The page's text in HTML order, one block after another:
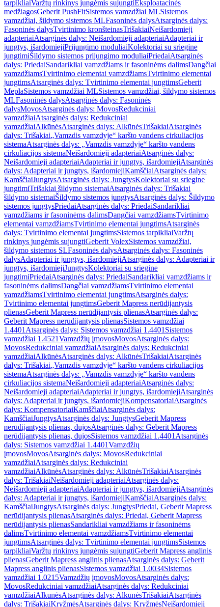
tarpikliaiVaržtų rinkinys jungėmis sujungtiEksploatacinės
medžiagosGeberit PushFitSistemos vamzdžiai MLSistemos
vamzdžiai, šildymo sistemos MLFasoninės dalysAtsarginės dalys:
Fasoninės dalysTvirtinimo kronšteinasTrišakiaiNeišardomieji
adapteriaiAtsarginės dalys: Neišardomieji adapteriaiAdapteriai ir
jungtys, išardomiejiPrijungimo moduliaiKolektoriai su sriegine
jungtimiŠildymo sistemos prijungimo moduliaiPriedaiAtsarginės
dalys: PriedaiSandarikliai vamzdžiams ir fasoninėms dalimsDangčiai
vamzdžiamsTvirtinimo elementai vamzdžiamsTvirtinimo elementai
jungtimsAtsarginės dalys: Tvirtinimo elementai jungtimsGeberit
MeplaSistemos vamzdžiai MLSistemos vamzdžiai, šildymo sistemos
MLFasoninės dalysAtsarginės dalys: Fasoninės
dalysMovosAtsarginės dalys: MovosRedukciniai
vamzdžiaiAtsarginės dalys: Redukciniai
vamzdžiaiAlkūnėsAtsarginės dalys: AlkūnėsTrišakiaiAtsarginės
dalys: Trišakiai„Vamzdis vamzdyje“ karšto vandens cirkuliacijos
sistemaAtsarginės dalys: „Vamzdis vamzdyje“ karšto vandens
cirkuliacijos sistemaNeišardomieji adapteriaiAtsarginės dalys:
Neišardomieji adapteriaiAdapteriai ir jungtys, išardomiejiAtsarginės
dalys: Adapteriai ir jungtys, išardomiejiKamščiaiAtsarginės dalys:
KamščiaiJungtysAtsarginės dalys: JungtysKolektoriai su sriegine
jungtimiTrišakiai šildymo sistemaiAtsarginės dalys: Trišakiai
šildymo sistemaiŠildymo sistemos jungtysAtsarginės dalys: Šildymo
sistemos jungtysPriedaiAtsarginės dalys: PriedaiSandarikliai
vamzdžiams ir fasoninėms dalimsDangčiai vamzdžiamsTvirtinimo
elementai vamzdžiamsTvirtinimo elementai jungtimsAtsarginės
dalys: Tvirtinimo elementai jungtimsSistemos tarpikliaiVaržtų
rinkinys jungėmis sujungtiGeberit VolexSistemos vamzdžiai,
šildymo sistemos SLFasoninės dalysAtsarginės dalys: Fasoninės
dalysAdapteriai ir jungtys, išardomiejiAtsarginės dalys: Adapteriai ir
jungtys, išardomiejiJungtysKolektoriai su sriegine
jungtimiPriedaiAtsarginės dalys: PriedaiSandarikliai vamzdžiams ir
fasoninėms dalimsDangčiai vamzdžiamsTvirtinimo elementai
vamzdžiamsTvirtinimo elementai jungtimsAtsarginės dalys:
Tvirtinimo elementai jungtimsGeberit Mapress nerūdijantysis
plienasGeberit Mapress nerūdijantysis plienasAtsarginės dalys:
Geberit Mapress nerūdijantysis plienasSistemos vamzdžiai
1.4401 Atsarginės dalys: Sistemos vamzdžiai 1.4401 Sistemos
vamzdžiai 1.4521Vamzdžių įmovosMovosAtsarginės dalys:
MovosRedukciniai vamzdžiaiAtsarginės dalys: Redukciniai
vamzdžiaiAlkūnėsAtsarginės dalys: AlkūnėsTrišakiaiAtsarginės
dalys: Trišakiai„Vamzdis vamzdyje“ karšto vandens cirkuliacijos
sistemaAtsarginės dalys: „Vamzdis vamzdyje“ karšto vandens
cirkuliacijos sistemaNeišardomieji adapteriaiAtsarginės dalys:
Neišardomieji adapteriaiAdapteriai ir jungtys, išardomiejiAtsarginės
dalys: Adapteriai ir jungtys, išardomiejiKompensatoriaiAtsarginės
dalys: KompensatoriaiKamščiaiAtsarginės dalys:
KamščiaiJungtysAtsarginės dalys: JungtysGeberit Mapress
nerūdijantysis plienas, dujosAtsarginės dalys: Geberit Mapress
nerūdijantysis plienas, dujosSistemos vamzdžiai 1.4401 Atsarginės
dalys: Sistemos vamzdžiai 1.4401Vamzdžių
įmovosMovosAtsarginės dalys: MovosRedukciniai
vamzdžiaiAtsarginės dalys: Redukciniai
vamzdžiaiAlkūnėsAtsarginės dalys: AlkūnėsTrišakiaiAtsarginės
dalys: TrišakiaiNeišardomieji adapteriaiAtsarginės dalys:
Neišardomieji adapteriaiAdapteriai ir jungtys, išardomiejiAtsarginės
dalys: Adapteriai ir jungtys, išardomiejiKamščiaiAtsarginės dalys:
KamščiaiJungtysAtsarginės dalys: JungtysPriedai, Geberit Mapress
nerūdijantysis plienasAtsarginės dalys: Priedai, Geberit Mapress
nerūdijantysis plienasSandarikliai vamzdžiams ir fasoninėms
dalimsTvirtinimo elementai vamzdžiamsTvirtinimo elementai
jungtimsAtsarginės dalys: Tvirtinimo elementai jungtimsSistemos
tarpikliaiVaržtų rinkinys jungėmis sujungtiGeberit Mapress anglinis
plienasGeberit Mapress anglinis plienasAtsarginės dalys: Geberit
Mapress anglinis plienasSistemos vamzdžiai 1.0034Sistemos
vamzdžiai 1.0215Vamzdžių įmovosMovosAtsarginės dalys:
MovosRedukciniai vamzdžiaiAtsarginės dalys: Redukciniai
vamzdžiaiAlkūnėsAtsarginės dalys: AlkūnėsTrišakiaiAtsarginės
dalys: TrišakiaiKryžmėsAtsarginės dalys: KryžmėsNeišardomieji